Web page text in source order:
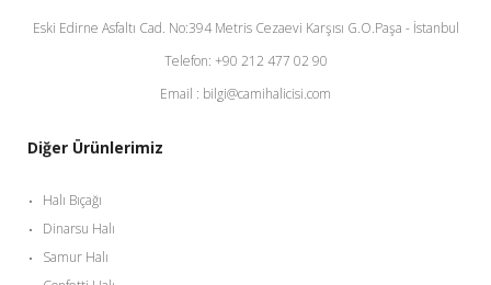
Eski Edirne Asfaltı Cad. No:394 Metris Cezaevi Karşısı G.O.Paşa - İstanbul
Telefon: +90 212 477 02 90
Email : bilgi@camihalicisi.com
Diğer Ürünlerimiz
Halı Bıçağı
Dinarsu Halı
Samur Halı